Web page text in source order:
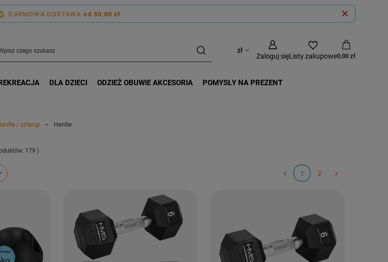
DARMOWA DOSTAWA od 50,00 zł
zł
Zaloguj sięListy zakupowe0,00 zł
DLA DZIECI ODZIEŻ OBUWIE AKCESORIA
POMYSŁY NA PREZENT
/ sztangi Hantle
179 )
1 2